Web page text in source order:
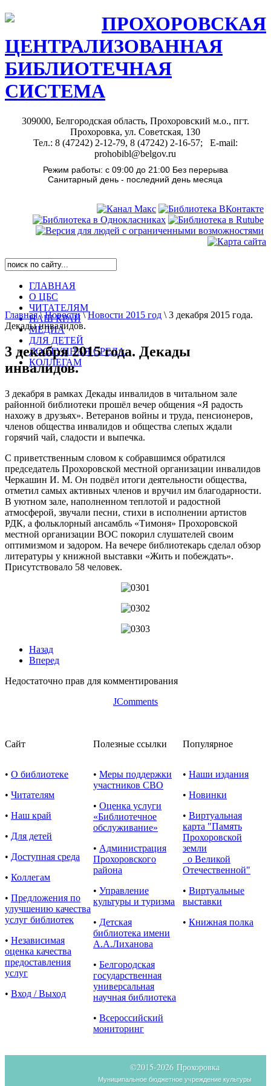
ПРОХОРОВСКАЯ
ЦЕНТРАЛИЗОВАННАЯ
БИБЛИОТЕЧНАЯ
СИСТЕМА
309000, Белгородская область, Прохоровский м.о., пгт.
Прохоровка, ул. Советская, 130
Тел.: 8 (47242) 2-12-79, 8 (47242) 2-16-57; E-mail:
prohobibl@belgov.ru
Режим работы: с 09:00 до 21:00 Без перерыва
Санитарный день - последний день месяца
ГЛАВНАЯ
О ЦБС
ЧИТАТЕЛЯМ
НАШ КРАЙ
МЕДИА
ДЛЯ ДЕТЕЙ
ДОСТУПНАЯ СРЕДА
КОЛЛЕГАМ
Главная\Новости\Новости 2015 год \ 3 декабря 2015 года.
Декады инвалидов.
3 декабря 2015 года. Декады
инвалидов.
3 декабря в рамках Декады инвалидов в читальном зале
районной библиотеки прошёл вечер общения «Я радость
нахожу в друзьях». Ветеранов войны и труда, пенсионеров,
членов общества инвалидов и общества слепых ждали
горячий чай, сладости и выпечка.
С приветственным словом к собравшимся обратился
председатель Прохоровской местной организации инвалидов
Черкашин И. М. Он подвёл итоги деятельности общества,
отметил самых активных членов и вручил им благодарности.
В уютном зале, наполненном теплотой и радостной
атмосферой, звучали песни, стихи в исполнении артистов
РДК, а фольклорный ансамбль «Тимоня» Прохоровской
местной организации ВОС покорил слушателей своим
оптимизмом и задором. На вечере библиотекарь сделал обзор
литературы у книжной выставки «Жить и побеждать».
Присутствовало 58 человек.
Назад
Вперед
Недостаточно прав для комментирования
JComments
Сайт Полезные ссылки Популярное
• О библиотеке
• Читателям
• Наш край
• Для детей
• Доступная среда
• Коллегам
• Предложения по
улучшению качества
услуг библиотек
• Независимая
оценка качества
предоставления
услуг
• Вход / Выход
• Меры поддержки
участников СВО
• Оценка услуги
«Библиотечное
обслуживание»
• Администрация
Прохоровского
района
• Управление
культуры и туризма
• Детская
библиотека имени
А.А.Лиханова
• Белгородская
государственная
универсальная
научная библиотека
• Всероссийский
мониторинг
• Наши издания
• Новинки
• Виртуальная
карта "Память
Прохоровской
земли
о Великой
Отечественной"
• Виртуальные
выставки
• Книжная полка
©2015-2026 Прохоровка
Муниципальное бюджетное учреждение культуры